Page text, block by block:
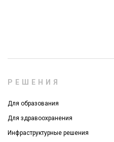
РЕШЕНИЯ
Для образования
Для здравоохранения
Инфраструктурные решения